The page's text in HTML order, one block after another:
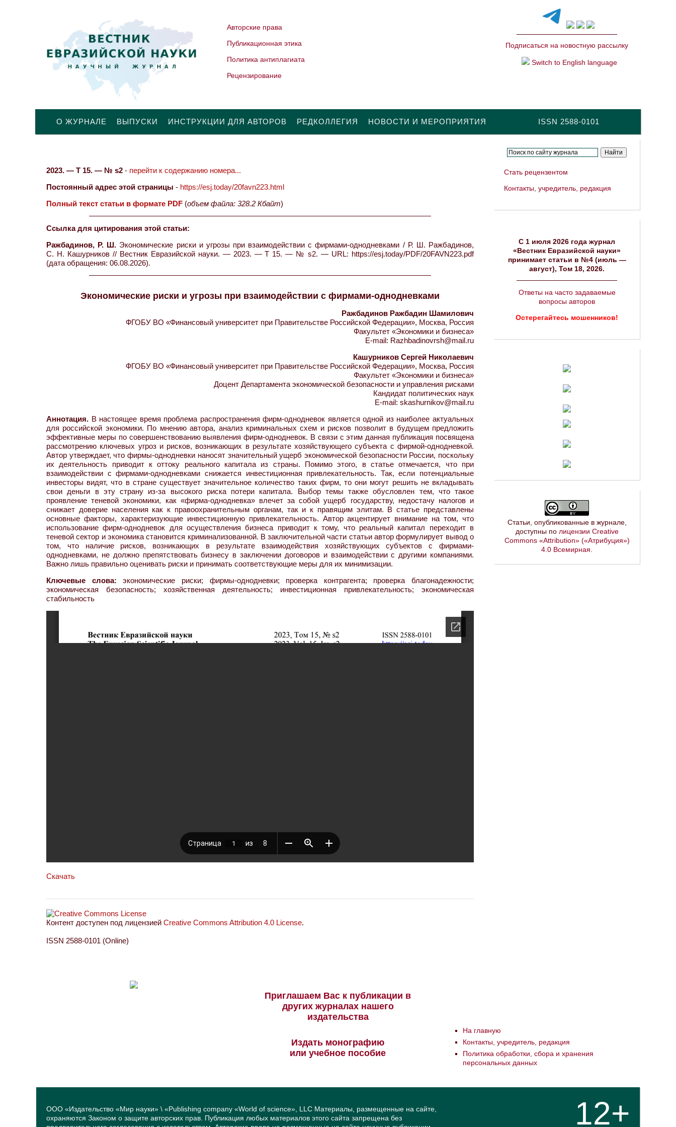
Авторские права
Публикационная этика
Политика антиплагиата
Рецензирование
Подписаться на новостную рассылку
Switch to English language
ISSN 2588-0101
О ЖУРНАЛЕ ВЫПУСКИ ИНСТРУКЦИИ ДЛЯ АВТОРОВ РЕДКОЛЛЕГИЯ НОВОСТИ И МЕРОПРИЯТИЯ
2023. — Т 15. — № s2 - перейти к содержанию номера...
Постоянный адрес этой страницы - https://esj.today/20favn223.html
Полный текст статьи в формате PDF (объем файла: 328.2 Кбайт)
Ссылка для цитирования этой статьи:
Ражбадинов, Р. Ш. Экономические риски и угрозы при взаимодействии с фирмами-однодневками / Р. Ш. Ражбадинов,
С. Н. Кашурников // Вестник Евразийской науки. — 2023. — Т 15. — № s2. — URL: https://esj.today/PDF/20FAVN223.pdf
(дата обращения: 06.08.2026).
Экономические риски и угрозы при взаимодействии с фирмами-однодневками
Ражбадинов Ражбадин Шамилович
ФГОБУ ВО «Финансовый университет при Правительстве Российской Федерации», Москва, Россия
Факультет «Экономики и бизнеса»
E-mail: Razhbadinovrsh@mail.ru
Кашурников Сергей Николаевич
ФГОБУ ВО «Финансовый университет при Правительстве Российской Федерации», Москва, Россия
Факультет «Экономики и бизнеса»
Доцент Департамента экономической безопасности и управления рисками
Кандидат политических наук
E-mail: skashurnikov@mail.ru
Аннотация. В настоящее время проблема распространения фирм-однодневок является одной из наиболее актуальных
для российской экономики. По мнению автора, анализ криминальных схем и рисков позволит в будущем предложить
эффективные меры по совершенствованию выявления фирм-однодневок. В связи с этим данная публикация посвящена
рассмотрению ключевых угроз и рисков, возникающих в результате хозяйствующего субъекта с фирмой-однодневкой.
Автор утверждает, что фирмы-однодневки наносят значительный ущерб экономической безопасности России, поскольку
их деятельность приводит к оттоку реального капитала из страны. Помимо этого, в статье отмечается, что при
взаимодействии с фирмами-однодневками снижается инвестиционная привлекательность. Так, если потенциальные
инвесторы видят, что в стране существует значительное количество таких фирм, то они могут решить не вкладывать
свои деньги в эту страну из-за высокого риска потери капитала. Выбор темы также обусловлен тем, что такое
проявление теневой экономики, как «фирма-однодневка» влечет за собой ущерб государству, недостачу налогов и
снижает доверие населения как к правоохранительным органам, так и к правящим элитам. В статье представлены
основные факторы, характеризующие инвестиционную привлекательность. Автор акцентирует внимание на том, что
использование фирм-однодневок для осуществления бизнеса приводит к тому, что реальный капитал переходит в
теневой сектор и экономика становится криминализованной. В заключительной части статьи автор формулирует вывод о
том, что наличие рисков, возникающих в результате взаимодействия хозяйствующих субъектов с фирмами-
однодневками, не должно препятствовать бизнесу в заключении договоров и взаимодействии с другими компаниями.
Важно лишь правильно оценивать риски и принимать соответствующие меры для их минимизации.
Ключевые слова: экономические риски; фирмы-однодневки; проверка контрагента; проверка благонадежности;
экономическая безопасность; хозяйственная деятельность; инвестиционная привлекательность; экономическая
стабильность
Скачать
Контент доступен под лицензией Creative Commons Attribution 4.0 License.
ISSN 2588-0101 (Online)
Стать рецензентом
Контакты, учредитель, редакция
C 1 июля 2026 года журнал
«Вестник Евразийской науки»
принимает статьи в №4 (июль —
август), Том 18, 2026.
Ответы на часто задаваемые
вопросы авторов
Остерегайтесь мошенников!
Статьи, опубликованные в журнале,
доступны по лицензии Creative
Commons «Attribution» («Атрибуция»)
4.0 Всемирная
Приглашаем Вас к публикации в
других журналах нашего
издательства
Издать монографию
или учебное пособие
На главную
Контакты, учредитель, редакция
Политика обработки, сбора и хранения
персональных данных
ООО «Издательство «Мир науки» \ «Publishing company «World of science», LLC Материалы, размещенные на сайте,
охраняются Законом о защите авторских прав. Публикация любых материалов этого сайта запрещена без
12+